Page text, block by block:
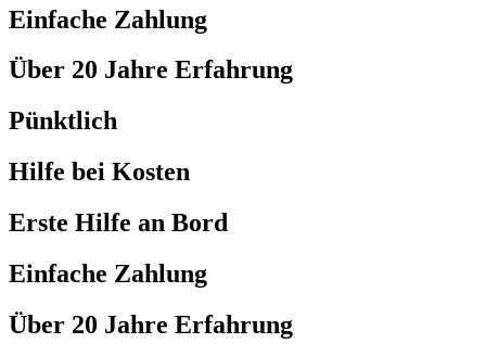
Einfache Zahlung
Über 20 Jahre Erfahrung
Pünktlich
Hilfe bei Kosten
Erste Hilfe an Bord
Einfache Zahlung
Über 20 Jahre Erfahrung